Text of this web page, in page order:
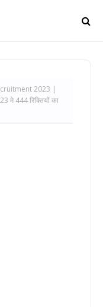
2023 |
मे 444 रिक्तियों का